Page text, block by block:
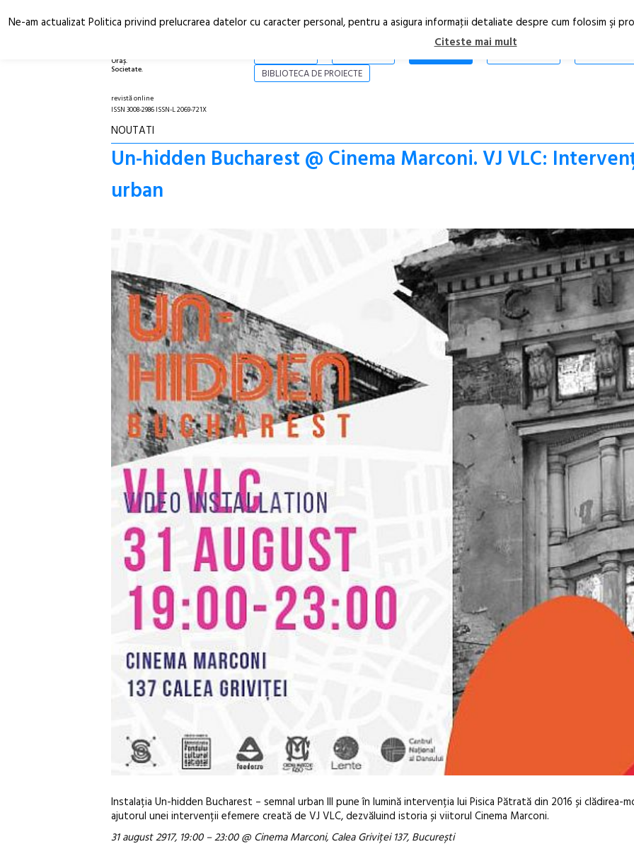
Oraș.
Societate.
STIRI
BIBLIOTECA DE PROIECTE
revistă online
ISSN 3008-2986 ISSN-L 2069-721X
NOUTATI
Un-hidden Bucharest @ Cinema Marconi. VJ VLC:
urban
Instalația Un-hidden Bucharest – semnal urban III pune în lumină intervenția lui Pisica Pătrată din 2016 și clădirea-
ajutorul unei intervenții efemere creată de VJ VLC, dezvăluind istoria și viitorul Cinema Marconi.
31 august 2917, 19:00 – 23:00 @ Cinema Marconi, Calea Griviței 137, București
Ne-am actualizat Politica privind prelucrarea datelor cu caracter personal, pentru a asigura informaţii detaliate despre cum folosim şi
Citeste mai mult